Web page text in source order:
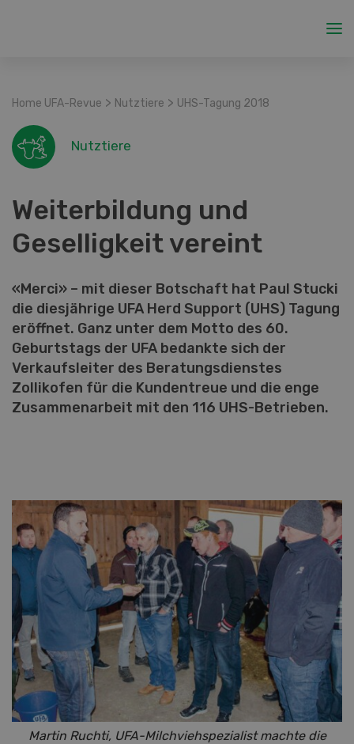
Home UFA-Revue > Nutztiere > UHS-Tagung 2018
Nutztiere
Weiterbildung und
Geselligkeit vereint
«Merci» – mit dieser Botschaft hat Paul Stucki
die diesjährige UFA Herd Support (UHS) Tagung
eröffnet. Ganz unter dem Motto des 60.
Geburtstags der UFA bedankte sich der
Verkaufsleiter des Beratungsdienstes
Zollikofen für die Kundentreue und die enge
Zusammenarbeit mit den 116 UHS-Betrieben.
Martin Ruchti, UFA-Milchviehspezialist machte die